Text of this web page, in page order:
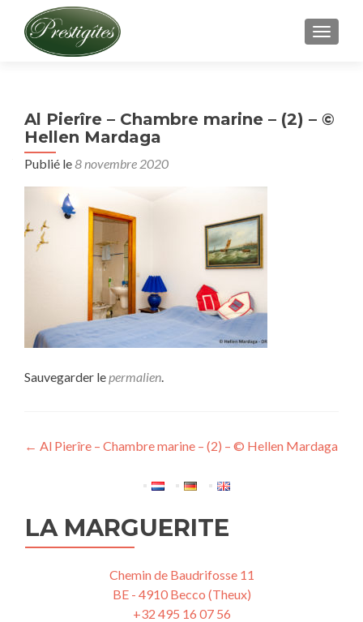
Al Pierîre – Chambre marine – (2) – ©
Hellen Mardaga
Publié le8 novembre 2020
Sauvegarder lepermalien.
Navigation
← Al Pierîre – Chambre marine – (2) – © Hellen Mardaga
LA MARGUERITE
Chemin de Baudrifosse 11
BE - 4910 Becco (Theux)
+32 495 16 07 56